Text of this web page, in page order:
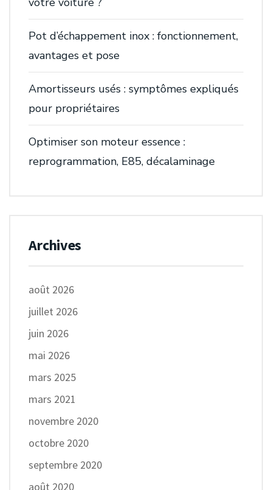
Pot d’échappement inox : fonctionnement,
avantages et pose
Amortisseurs usés : symptômes expliqués
pour propriétaires
Optimiser son moteur essence :
reprogrammation, E85, décalaminage
Archives
août 2026
juillet 2026
juin 2026
mai 2026
mars 2025
mars 2021
novembre 2020
octobre 2020
septembre 2020
août 2020